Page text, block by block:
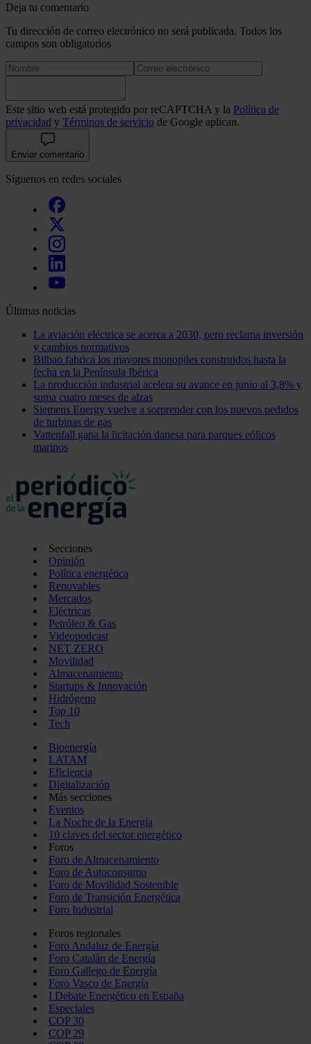
Deja tu comentario
Tu dirección de correo electrónico no será publicada. Todos los
campos son obligatorios
Este sitio web está protegido por reCAPTCHA y la Política de
privacidad y Términos de servicio de Google aplican.
Enviar comentario
Síguenos en redes sociales
Últimas noticias
La aviación eléctrica se acerca a 2030, pero reclama inversión
y cambios normativos
Bilbao fabrica los mayores monopiles construidos hasta la
fecha en la Península Ibérica
La producción industrial acelera su avance en junio al 3,8% y
suma cuatro meses de alzas
Siemens Energy vuelve a sorprender con los nuevos pedidos
de turbinas de gas
Vattenfall gana la licitación danesa para parques eólicos
marinos
Secciones
Opinión
Política energética
Renovables
Mercados
Eléctricas
Petróleo & Gas
Videopodcast
NET ZERO
Movilidad
Almacenamiento
Startups & Innovación
Hidrógeno
Top 10
Tech
Bioenergía
LATAM
Eficiencia
Digitalización
Más secciones
Eventos
La Noche de la Energía
10 claves del sector energético
Foros
Foro de Almacenamiento
Foro de Autoconsumo
Foro de Movilidad Sostenible
Foro de Transición Energética
Foro Industrial
Foros regionales
Foro Andaluz de Energía
Foro Catalán de Energía
Foro Gallego de Energía
Foro Vasco de Energía
I Debate Energético en España
Especiales
COP 30
COP 29